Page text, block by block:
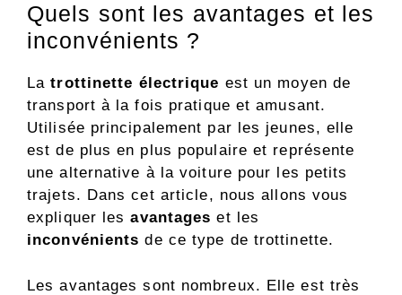
Quels sont les avantages et les
inconvénients ?
Latrottinette électrique est un moyen de
transport à la fois pratique et amusant.
Utilisée principalement par les jeunes, elle
est de plus en plus populaire et représente
une alternative à la voiture pour les petits
trajets. Dans cet article, nous allons vous
expliquer lesavantages et les
inconvénients de ce type de trottinette.
Les avantages sont nombreux. Elle est très